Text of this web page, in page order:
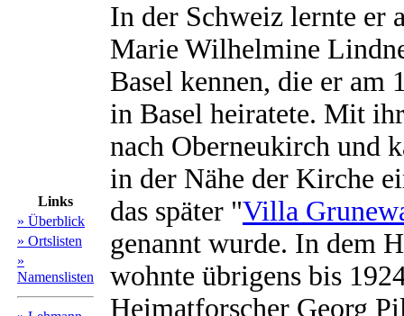
Links
» Überblick
» Ortslisten
»
Namenslisten
In der Schweiz lernte er
Marie Wilhelmine
Basel kennen, die er am
in Basel heiratete. Mit
nach Oberneukirch und
in der Nähe der Kirche
das später "Villa
genannt wurde. In dem
wohnte übrigens bis
Heimatforscher Georg